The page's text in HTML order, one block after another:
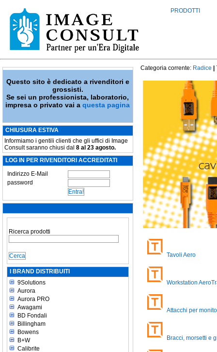
PRODOTTI
Questo sito è dedicato a rivenditori e
grossisti.
Se sei un professionista, laboratorio,
impresa o privato vai aquesta pagina
CHIUSURA ESTIVA
Informiamo i gentili clienti che gli uffici di Image
Consult saranno chiusi dal 8 al 23 agosto.
LOG IN PER RIVENDITORI ACCREDITATI
Indirizzo E-Mail
password
Ricerca prodotti
I BRAND DISTRIBUITI
9Solutions
Aurora
Aurora PRO
Awagami
BD Fondali
Billingham
Bowens
B+W
Calibrite
Categoria corrente: Radice
Tavoli Aero
Workstation
Attacchi per
Bracci, morsetti e